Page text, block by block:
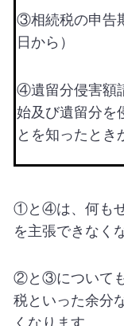
③相続税の申告
日から）
④遺留分侵害額
始及び遺留分を
とを知ったとき
①と④は、何もせ
を主張できなく
②と③について
税といった余分